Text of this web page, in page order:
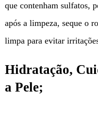
que contenham sulfatos,
após a limpeza, seque o
limpa para evitar
Hidratação,
a Pele;